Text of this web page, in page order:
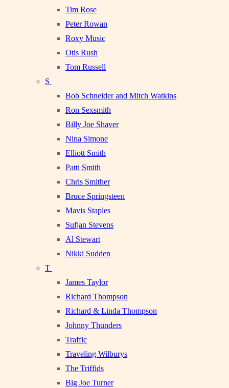
Tim Rose
Peter Rowan
Roxy Music
Otis Rush
Tom Russell
S
Bob Schneider and Mitch Watkins
Ron Sexsmith
Billy Joe Shaver
Nina Simone
Elliott Smith
Patti Smith
Chris Smither
Bruce Springsteen
Mavis Staples
Sufjan Stevens
Al Stewart
Nikki Sudden
T
James Taylor
Richard Thompson
Richard & Linda Thompson
Johnny Thunders
Traffic
Traveling Wilburys
The Triffids
Big Joe Turner